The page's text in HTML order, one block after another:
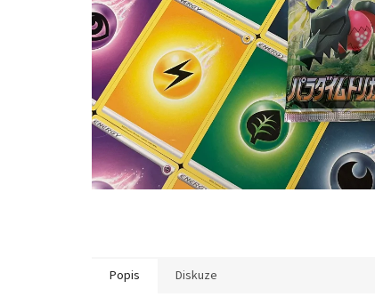
Popis Diskuze